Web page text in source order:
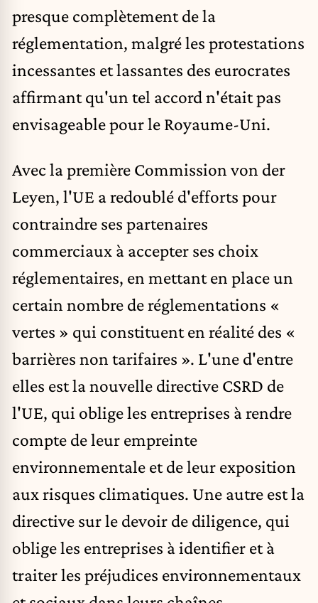
presque complètement de la
réglementation, malgré les protestations
incessantes et lassantes des eurocrates
affirmant qu'un tel accord n'était pas
envisageable pour le Royaume-Uni.
Avec la première Commission von der
Leyen, l'UE a redoublé d'efforts pour
contraindre ses partenaires
commerciaux à accepter ses choix
réglementaires, en mettant en place un
certain nombre de réglementations «
vertes » qui constituent en réalité des «
barrières non tarifaires ». L'une d'entre
elles est la nouvelle directive CSRD de
l'UE, qui oblige les entreprises à rendre
compte de leur empreinte
environnementale et de leur exposition
aux risques climatiques. Une autre est la
directive sur le devoir de diligence, qui
oblige les entreprises à identifier et à
traiter les préjudices environnementaux